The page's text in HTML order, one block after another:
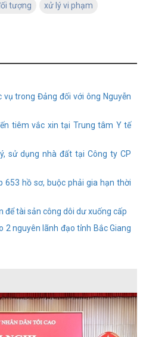
tượng xử lý vi phạm
trong Đảng đối với ông Nguyễn
tiêm vắc xin tại Trung tâm Y tế
sử dụng nhà đất tại Công ty CP
653 hồ sơ, buộc phải gia hạn thời
để tài sản công dôi dư xuống cấp
2 nguyên lãnh đạo tỉnh Bắc Giang